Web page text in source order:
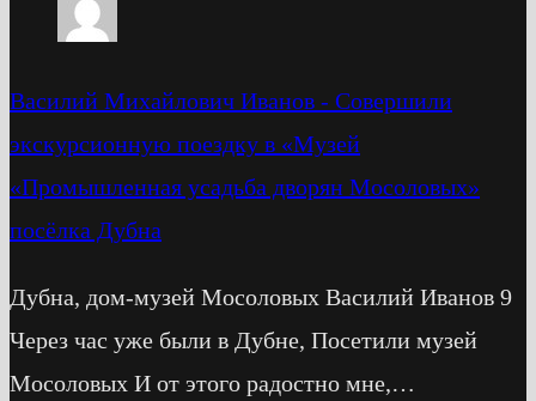
Василий Михайлович Иванов - Cовершили
экскурсионную поездку в «Музей
«Промышленная усадьба дворян Мосоловых»
посёлка Дубна
Дубна, дом-музей Мосоловых Василий Иванов 9
Через час уже были в Дубне, Посетили музей
Мосоловых И от этого радостно мне,…